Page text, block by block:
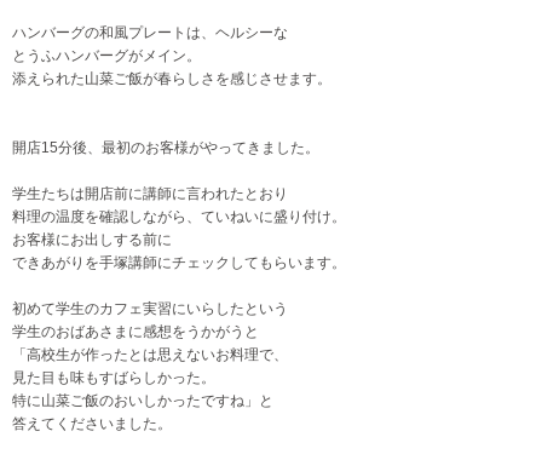
ハンバーグの和風プレートは、ヘルシーな
とうふハンバーグがメイン。
添えられた山菜ご飯が春らしさを感じさせます。
開店15分後、最初のお客様がやってきました。
学生たちは開店前に講師に言われたとおり
料理の温度を確認しながら、ていねいに盛り付け。
お客様にお出しする前に
できあがりを手塚講師にチェックしてもらいます。
初めて学生のカフェ実習にいらしたという
学生のおばあさまに感想をうかがうと
「高校生が作ったとは思えないお料理で、
見た目も味もすばらしかった。
特に山菜ご飯のおいしかったですね」と
答えてくださいました。